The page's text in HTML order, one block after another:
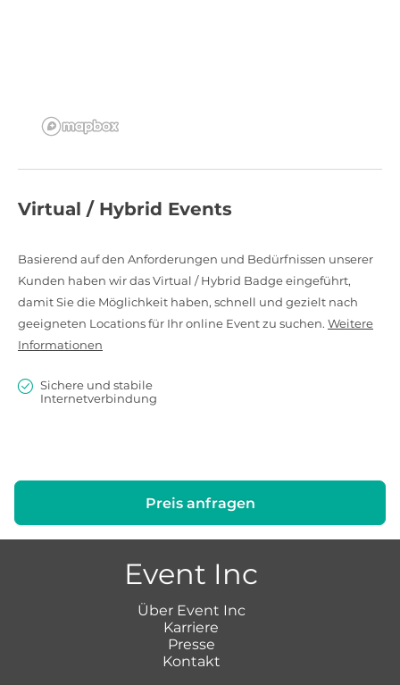
Virtual / Hybrid Events
Basierend auf den Anforderungen und Bedürfnissen unserer
Kunden haben wir das Virtual / Hybrid Badge eingeführt,
damit Sie die Möglichkeit haben, schnell und gezielt nach
geeigneten Locations für Ihr online Event zu suchen. Weitere
Informationen
Sichere und stabile
Internetverbindung
Preis anfragen
Event Inc
Über Event Inc
Karriere
Presse
Kontakt